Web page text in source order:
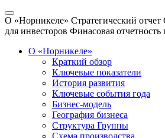
О «Норникеле» Стратегический отчет
для инвесторов Финасовая
О «Норникеле»
Краткий обзор
Ключевые показатели
История развития
Ключевые события года
Бизнес-модель
География бизнеса
Структура Группы
Схема производства